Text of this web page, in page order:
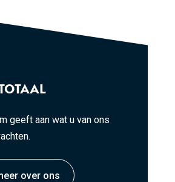
geeft aan wat u van ons
over ons